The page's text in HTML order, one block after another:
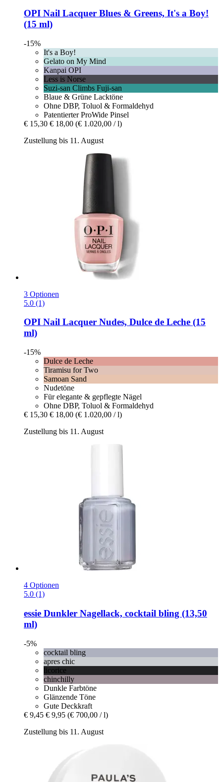
OPI Nail Lacquer Blues & Greens, It's a Boy!
(15 ml)
-15%
It's a Boy!
Gelato on My Mind
Kanpai OPI
Less is Norse
Suzi-san Climbs Fuji-san
Blaue & Grüne Lacktöne
Ohne DBP, Toluol & Formaldehyd
Patentierter ProWide Pinsel
€ 15,30 € 18,00 (€ 1.020,00 / l)
Zustellung bis 11. August
3 Optionen
5.0 (1)
OPI Nail Lacquer Nudes, Dulce de Leche (15
ml)
-15%
Dulce de Leche
Tiramisu for Two
Samoan Sand
Nudetöne
Für elegante & gepflegte Nägel
Ohne DBP, Toluol & Formaldehyd
€ 15,30 € 18,00 (€ 1.020,00 / l)
Zustellung bis 11. August
4 Optionen
5.0 (1)
essie Dunkler Nagellack, cocktail bling (13,50
ml)
-5%
cocktail bling
apres chic
licorice
chinchilly
Dunkle Farbtöne
Glänzende Töne
Gute Deckkraft
€ 9,45 € 9,95 (€ 700,00 / l)
Zustellung bis 11. August